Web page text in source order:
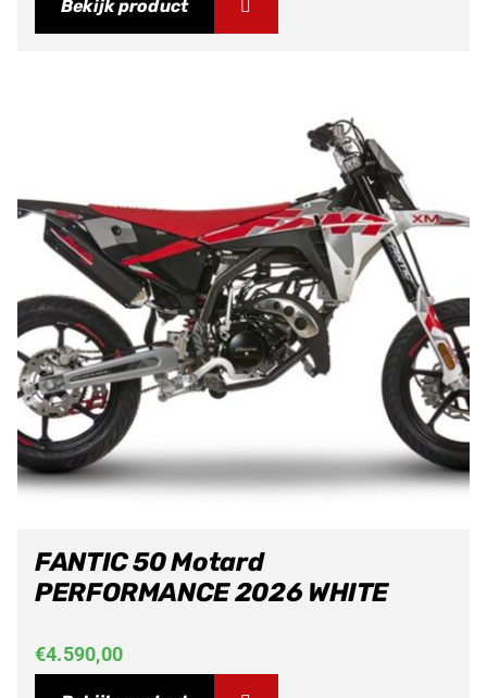
Bekijk product
FANTIC 50 Motard
PERFORMANCE 2026 WHITE
€4.590,00